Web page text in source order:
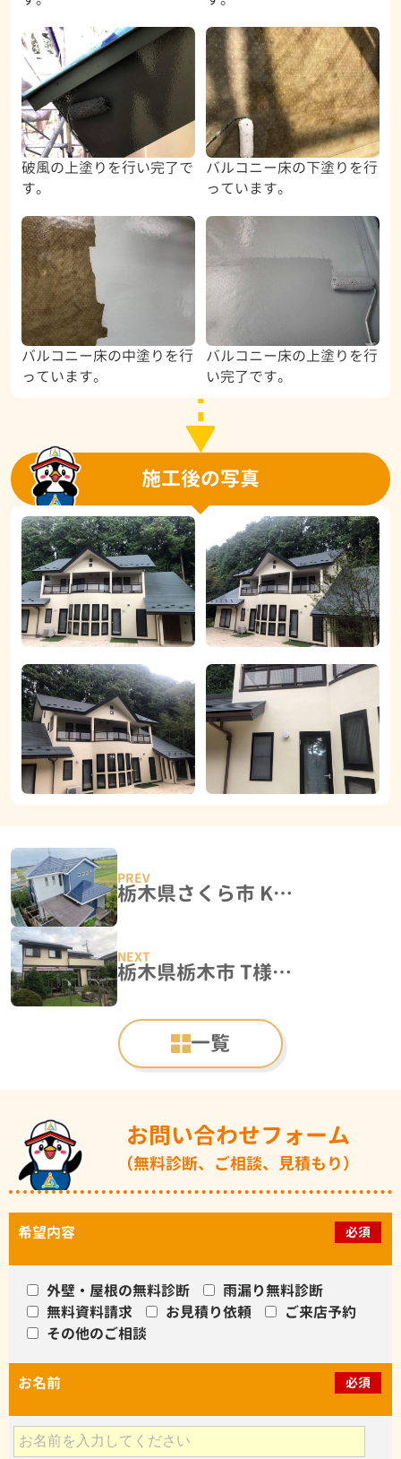
破風の上塗りを行い完了で
す。
バルコニー床の下塗りを行
っています。
バルコニー床の中塗りを行
っています。
バルコニー床の上塗りを行
い完了です。
施工後の写真
栃木県さくら市 K様邸 屋根塗装・外壁塗装工事
一覧
栃木県栃木市 T様邸 外壁塗装工事
お問い合わせフォーム
（無料診断、ご相談、見積もり）
希望内容 必須
外壁・屋根の無料診断
雨漏り無料診断
無料資料請求
お見積り依頼
ご来店予約
その他のご相談
お名前 必須